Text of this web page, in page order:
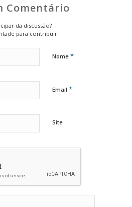
Comentário
da discussão?
para contribuir!
Nome *
Email *
Site